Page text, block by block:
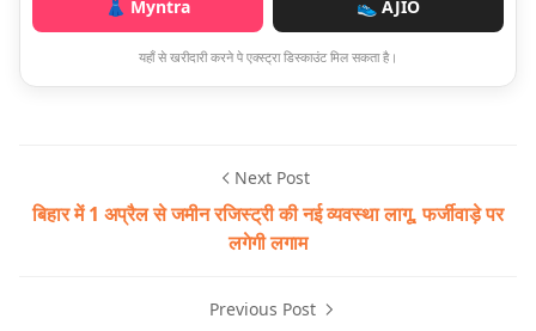
👗 Myntra 👟 AJIO
यहाँ से खरीदारी करने पे एक्स्ट्रा डिस्काउंट मिल सकता है।
Next Post
बिहार में 1 अप्रैल से जमीन रजिस्ट्री की नई व्यवस्था लागू, फर्जीवाड़े पर
लगेगी लगाम
Previous Post